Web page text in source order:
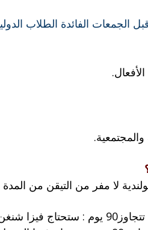
الجمعات الفائدة الطلاب
لا مفر من التيقن من
لاغير.